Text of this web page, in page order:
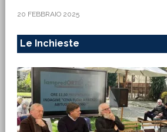
20 FEBBRAIO 2025
Le Inchieste